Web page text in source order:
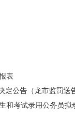
表
定公告（龙市监罚送
和考试录用公务员拟